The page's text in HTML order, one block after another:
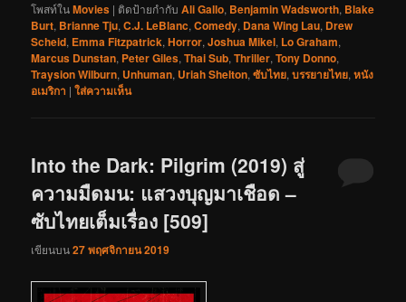
โพสท์ในMovies | ติดป้ายกำกับ Ali Gallo, Benjamin Wadsworth, Blake
Burt, Brianne Tju,C.J. LeBlanc,Comedy, Dana Wing Lau, Drew
Scheid, Emma Fitzpatrick,Horror,Joshua Mikel, Lo Graham,
Marcus Dunstan, Peter Giles,Thai Sub,Thriller,Tony Donno,
Traysion Wilburn, Unhuman, Uriah Shelton,ซับไทย,บรรยายไทย,หนัง
อเมริกา |ใส่ความเห็น
Into the Dark: Pilgrim (2019) สู่
ความมืดมน: แสวงบุญมาเชือด –
ซับไทยเต็มเรื่อง [509]
เขียนบน27 พฤศจิกายน 2019